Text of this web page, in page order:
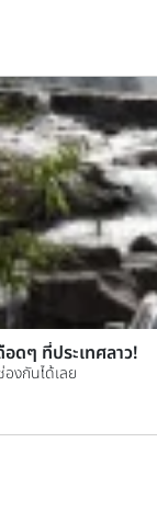
ดๆ ที่ประเทศลาว!
งกันได้เลย